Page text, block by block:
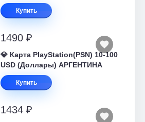
Купить
1490 ₽
💎 Карта PlayStation(PSN) 10-100
USD (Доллары) АРГЕНТИНА
Купить
1434 ₽